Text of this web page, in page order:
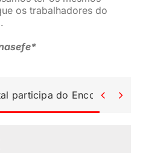
os trabalhadores do
participa do Encontro
 